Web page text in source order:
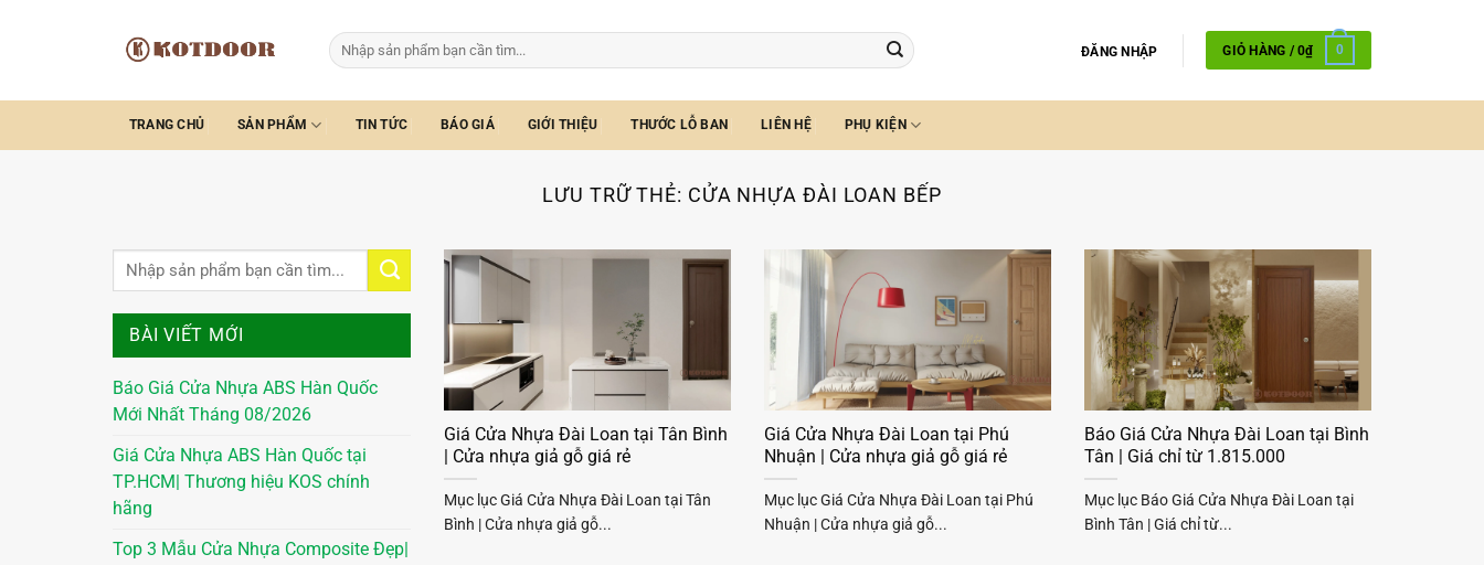
Tìm
kiếm:
ĐĂNG NHẬP GIỎ HÀNG /0₫ 0
TRANG CHỦ SẢN PHẨM TIN TỨC BÁO GIÁ GIỚI THIỆU THƯỚC LỖ BAN LIÊN HỆ PHỤ KIỆN
LƯU TRỮ THẺ: CỬA NHỰA ĐÀI LOAN BẾP
BÀI VIẾT MỚI
Báo Giá Cửa Nhựa ABS Hàn Quốc
Mới Nhất Tháng 08/2026
Giá Cửa Nhựa ABS Hàn Quốc tại
TP.HCM| Thương hiệu KOS chính
hãng
Top 3 Mẫu Cửa Nhựa Composite Đẹp|
Giá Cửa Nhựa Đài Loan tại Tân Bình
| Cửa nhựa giả gỗ giá rẻ
Mục lục Giá Cửa Nhựa Đài Loan tại Tân
Bình | Cửa nhựa giả gỗ...
Giá Cửa Nhựa Đài Loan tại Phú
Nhuận | Cửa nhựa giả gỗ giá rẻ
Mục lục Giá Cửa Nhựa Đài Loan tại Phú
Nhuận | Cửa nhựa giả gỗ...
Báo Giá Cửa Nhựa Đài Loan tại Bình
Tân | Giá chỉ từ 1.815.000
Mục lục Báo Giá Cửa Nhựa Đài Loan tại
Bình Tân | Giá chỉ từ...